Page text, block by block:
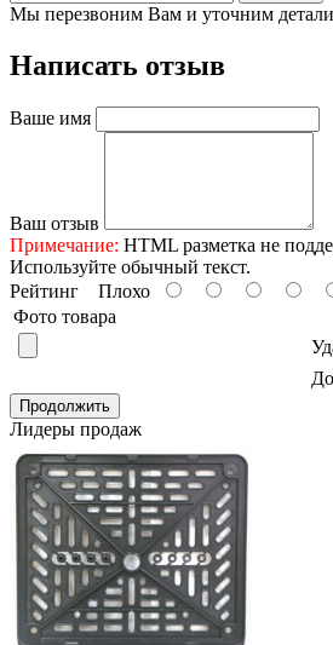
Мы перезвоним Вам и уточним детали
Написать отзыв
Ваше имя
Ваш отзыв
Примечание: HTML разметка не
Используйте обычный текст.
Рейтинг Плохо
Фото товара
Продолжить
Лидеры продаж